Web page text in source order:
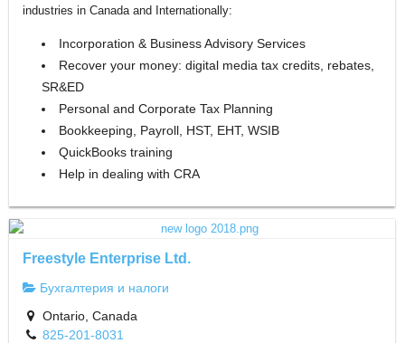
industries in Canada and Internationally:
Incorporation & Business Advisory Services
Recover your money: digital media tax credits, rebates,
SR&ED
Personal and Corporate Tax Planning
Bookkeeping, Payroll, HST, EHT, WSIB
QuickBooks training
Help in dealing with CRA
Freestyle Enterprise Ltd.
Бухгалтерия и налоги
Ontario, Canada
825-201-8031